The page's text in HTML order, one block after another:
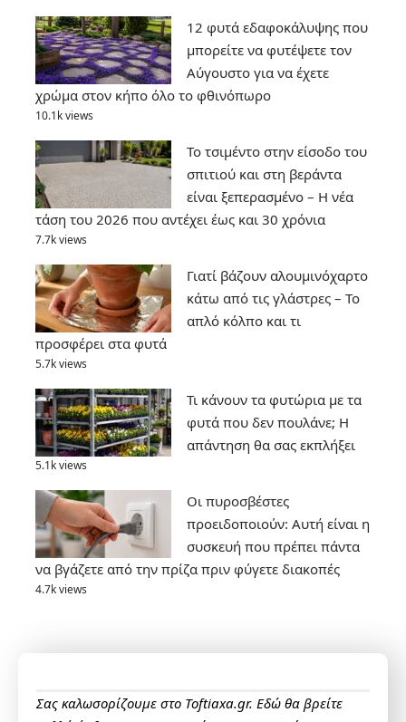
12 φυτά εδαφοκάλυψης που
μπορείτε να φυτέψετε τον
Αύγουστο για να έχετε
χρώμα στον κήπο όλο το φθινόπωρο
10.1k views
Το τσιμέντο στην είσοδο του
σπιτιού και στη βεράντα
είναι ξεπερασμένο – Η νέα
τάση του 2026 που αντέχει έως και 30 χρόνια
7.7k views
Γιατί βάζουν αλουμινόχαρτο
κάτω από τις γλάστρες – Το
απλό κόλπο και τι
προσφέρει στα φυτά
5.7k views
Τι κάνουν τα φυτώρια με τα
φυτά που δεν πουλάνε; Η
απάντηση θα σας εκπλήξει
5.1k views
Οι πυροσβέστες
προειδοποιούν: Αυτή είναι η
συσκευή που πρέπει πάντα
να βγάζετε από την πρίζα πριν φύγετε διακοπές
4.7k views
Σας καλωσορίζουμε στο Toftiaxa.gr. Εδώ θα βρείτε